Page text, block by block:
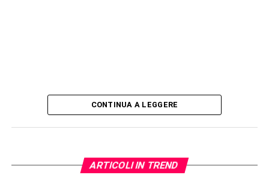
CONTINUA A LEGGERE
ARTICOLI IN TREND